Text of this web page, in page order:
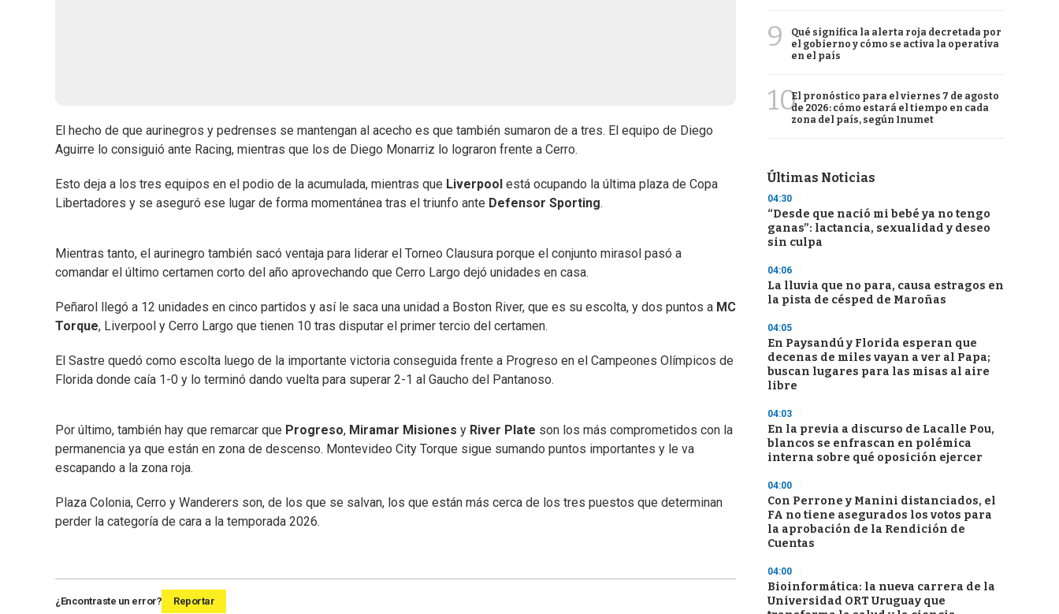
El hecho de que aurinegros y pedrenses se mantengan al acecho es que también sumaron de a tres. El equipo de Diego
Aguirre lo consiguió ante Racing, mientras que los de Diego Monarriz lo lograron frente a Cerro.
Esto deja a los tres equipos en el podio de la acumulada, mientras que Liverpool está ocupando la última plaza de Copa
Libertadores y se aseguró ese lugar de forma momentánea tras el triunfo ante Defensor Sporting.
Mientras tanto, el aurinegro también sacó ventaja para liderar el Torneo Clausura porque el conjunto mirasol pasó a
comandar el último certamen corto del año aprovechando que Cerro Largo dejó unidades en casa.
Peñarol llegó a 12 unidades en cinco partidos y así le saca una unidad a Boston River, que es su escolta, y dos puntos a MC
Torque, Liverpool y Cerro Largo que tienen 10 tras disputar el primer tercio del certamen.
El Sastre quedó como escolta luego de la importante victoria conseguida frente a Progreso en el Campeones Olímpicos de
Florida donde caía 1-0 y lo terminó dando vuelta para superar 2-1 al Gaucho del Pantanoso.
Por último, también hay que remarcar que Progreso, Miramar Misiones y River Plate son los más comprometidos con la
permanencia ya que están en zona de descenso. Montevideo City Torque sigue sumando puntos importantes y le va
escapando a la zona roja.
Plaza Colonia, Cerro y Wanderers son, de los que se salvan, los que están más cerca de los tres puestos que determinan
perder la categoría de cara a la temporada 2026.
¿Encontraste un error? Reportar
9
Qué significa la alerta roja decretada por
el gobierno y cómo se activa la operativa
en el país
10El pronóstico para el viernes 7 de agosto
de 2026: cómo estará el tiempo en cada
zona del país, según Inumet
Últimas Noticias
04:30
“Desde que nació mi bebé ya no tengo
ganas”: lactancia, sexualidad y deseo
sin culpa
04:06
La lluvia que no para, causa estragos en
la pista de césped de Maroñas
04:05
En Paysandú y Florida esperan que
decenas de miles vayan a ver al Papa;
buscan lugares para las misas al aire
libre
04:03
En la previa a discurso de Lacalle Pou,
blancos se enfrascan en polémica
interna sobre qué oposición ejercer
04:00
Con Perrone y Manini distanciados, el
FA no tiene asegurados los votos para
la aprobación de la Rendición de
Cuentas
04:00
Bioinformática: la nueva carrera de la
Universidad ORT Uruguay que